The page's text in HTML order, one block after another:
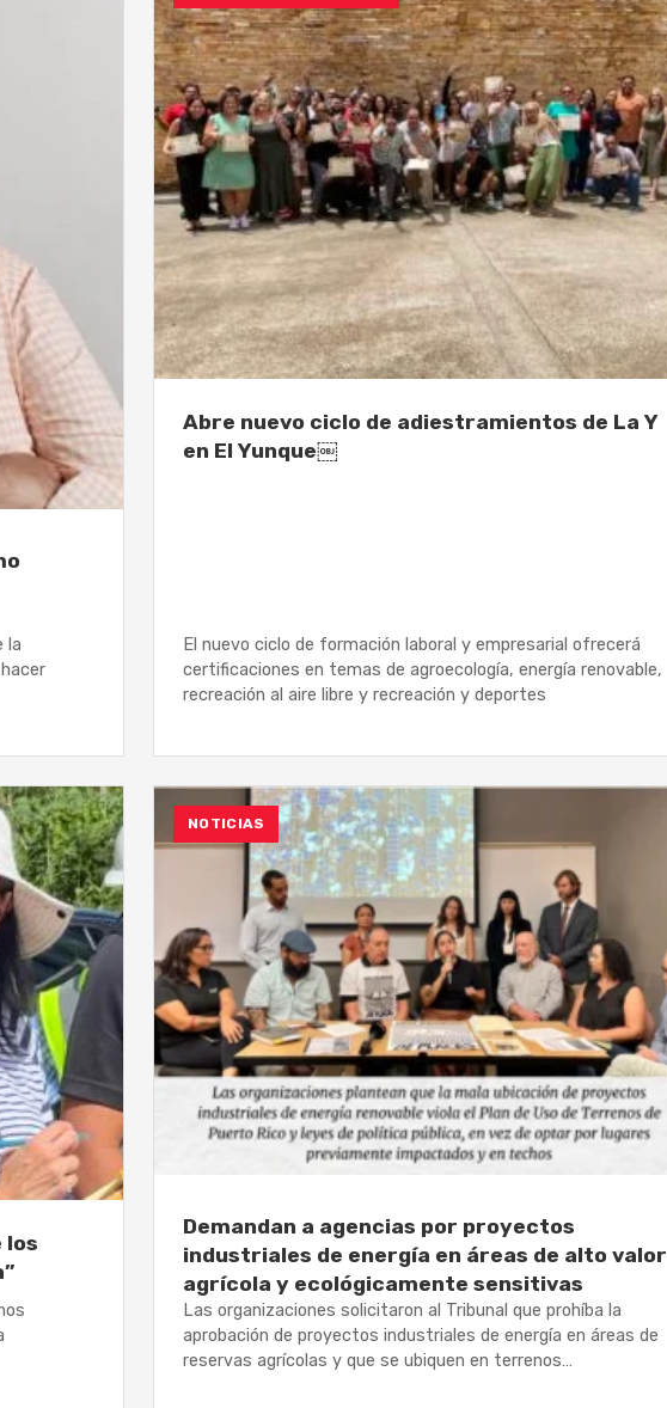
la
Abre nuevo ciclo de adiestramientos de La Y
en El Yunque￼
El nuevo ciclo de formación laboral y empresarial ofrecerá
certificaciones en temas de agroecología, energía renovable,
recreación al aire libre y recreación y deportes
los
NOTICIAS
Demandan a agencias por proyectos
industriales de energía en áreas de alto valor
agrícola y ecológicamente sensitivas
Las organizaciones solicitaron al Tribunal que prohíba la
aprobación de proyectos industriales de energía en áreas de
reservas agrícolas y que se ubiquen en terrenos…